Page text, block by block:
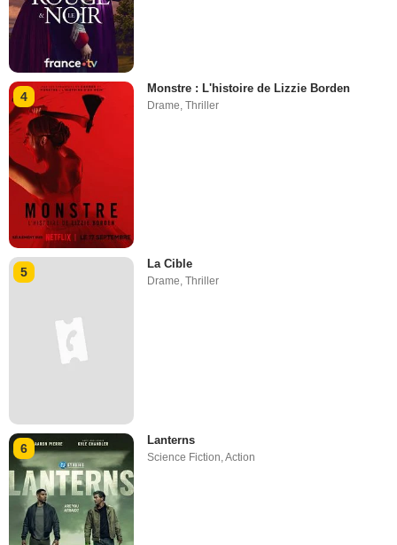
4
Monstre : L'histoire de Lizzie Borden
Drame,Thriller
5
La Cible
Drame,Thriller
6
Lanterns
Science Fiction ,Action